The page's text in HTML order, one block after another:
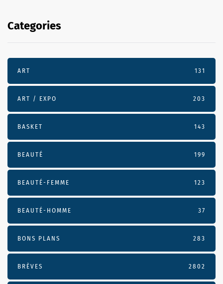
Categories
ART 131
ART / EXPO 203
BASKET 143
BEAUTÉ 199
BEAUTÉ-FEMME 123
BEAUTÉ-HOMME 37
BONS PLANS 283
BRÈVES 2802